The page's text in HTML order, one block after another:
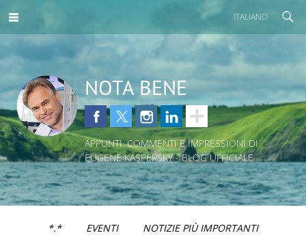
ITALIANO
NOTA BENE
APPUNTI, COMMENTI E IMPRESSIONI DI
EUGENE KASPERSKY - BLOG UFFICIALE
*.* EVENTI
NOTIZIE PIÙ IMPORTANTI